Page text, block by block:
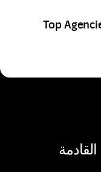
Top